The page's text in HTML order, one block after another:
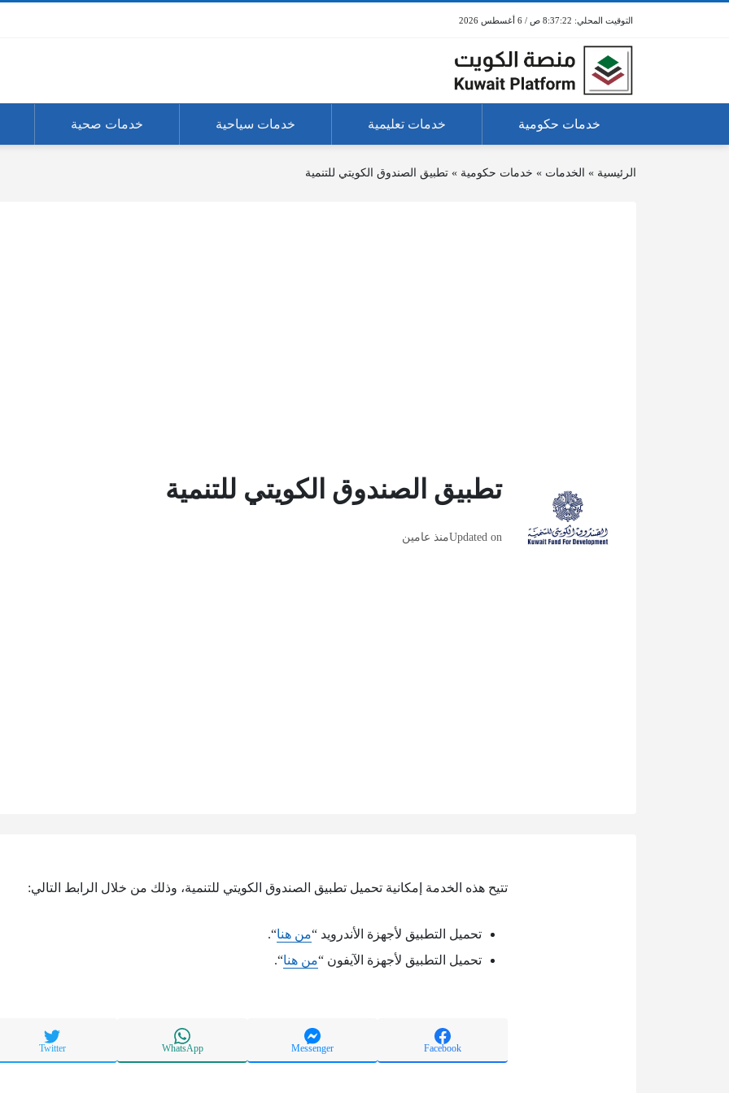
8:37:22 ص / 6 أغسطس 2026
خدمات حكومية خدمات تعليمية خدمات سياحية خدمات صحية
الرئيسية » الخدمات » خدمات حكومية »تطبيق الصندوق الكويتي للتنمية
تطبيق الصندوق الكويتي للتنمية
Updated onمنذ عامين
تتيح هذه الخدمة إمكانية تحميل تطبيق الصندوق الكويتي للتنمية، وذلك من خلال الرابط التالي:
تحميل التطبيق لأجهزة الأندرويد “من هنا“.
تحميل التطبيق لأجهزة الآيفون “من هنا“.
Facebook
Messenger
WhatsApp
Twitter